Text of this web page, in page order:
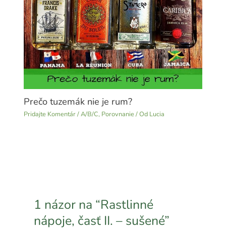
Prečo tuzemák nie je rum?
Pridajte Komentár/A/B/C, Porovnanie/ Od Lucia
1 názor na “Rastlinné
nápoje, časť II. – sušené”